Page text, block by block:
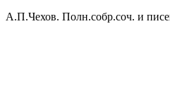
А.П.Чехов. Полн.собр.соч. и